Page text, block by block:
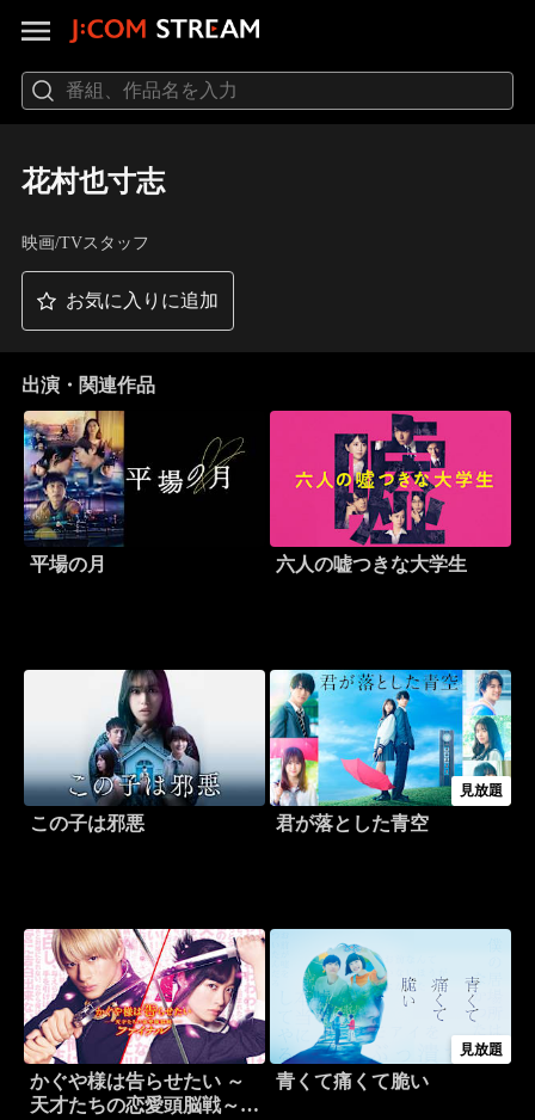
花村也寸志
映画/TVスタッフ
お気に入りに追加
出演・関連作品
平場の月 六人の嘘つきな大学生
この子は邪悪
見放題
君が落とした青空
かぐや様は告らせたい ～
天才たちの恋愛頭脳戦～
見放題
青くて痛くて脆い